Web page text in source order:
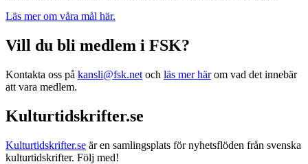
Läs mer om våra mål här.
Vill du bli medlem i FSK?
Kontakta oss på kansli@fsk.net och läs mer härom vad det innebär
att vara medlem.
Kulturtidskrifter.se
Kulturtidskrifter.se är en samlingsplats för nyhetsflöden från svenska
kulturtidskrifter. Följ med!